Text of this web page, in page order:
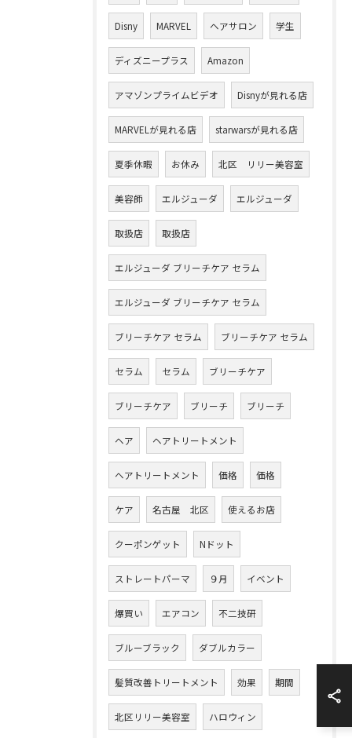
Disny MARVEL ヘアサロン 学生
ディズニープラス Amazon
アマゾンプライムビデオ Disnyが見れる店
MARVELが見れる店 starwarsが見れる店
夏季休暇 お休み 北区 リリー美容室
美容師 エルジューダ エルジューダ
取扱店 取扱店
エルジューダ ブリーチケア セラム
エルジューダ ブリーチケア セラム
ブリーチケア セラム ブリーチケア セラム
セラム セラム ブリーチケア
ブリーチケア ブリーチ ブリーチ
ヘア ヘアトリートメント
ヘアトリートメント 価格 価格
ケア 名古屋 北区 使えるお店
クーポンゲット Nドット
ストレートパーマ ９月 イベント
爆買い エアコン 不二技研
ブルーブラック ダブルカラー
髪質改善トリートメント 効果 期間
北区リリー美容室 ハロウィン